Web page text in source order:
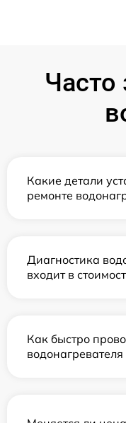
Какие детали
ремонте
Диагностика
входит в
Как быстро